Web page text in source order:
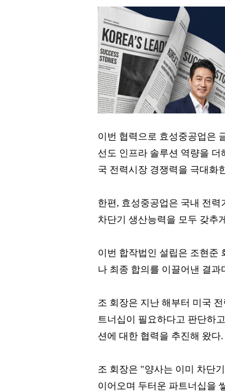
손흥민
[관련 기사]
로스앤젤레스 FC
팬클럽 참여
정용
[관련 기
신세계
팬클럽
이번 협력으로 효성중공업은
선도 인프라 솔루션 역량을 더
국 전력시장 경쟁력을 극대화
한편, 효성중공업은 국내 전
차단기 생산능력을 모두 갖추
이번 합작법인 설립은 조현준
나 최종 합의를 이끌어낸 결과
조 회장은 지난 해부터 미국
트너십이 필요하다고 판단하
션에 대한 협력을 추진해 왔다.
조 회장은 "양사는 이미 차단
이어오며 두터운 파트너십을